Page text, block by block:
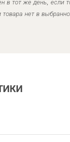
в тот же день, если
товара нет в